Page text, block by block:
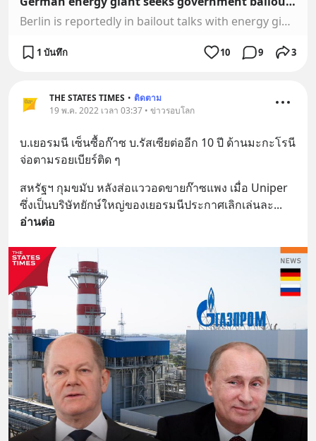
Berlin is reportedly in bailout talks with energy giant Uniper, which took a hit as a result of Russian gas supplies being reduced
1 บันทึก 10 9 3
THE STATES TIMES • ติดตาม
19 พ.ค. 2022 เวลา 03:37 • ข่าวรอบโลก
บ.เยอรมนี เซ็นซื้อก๊าซ บ.รัสเซียต่ออีก 10 ปี ด้านมะกะโรนี
จ่อตามรอยเบียร์ติด ๆ
สหรัฐฯ กุมขมับ หลังส่อแววอดขายก๊าซแพง เมื่อ Uniper
ซึ่งเป็นบริษัทยักษ์ใหญ่ของเยอรมนีประกาศเลิกเล่นละ
อ่านต่อ